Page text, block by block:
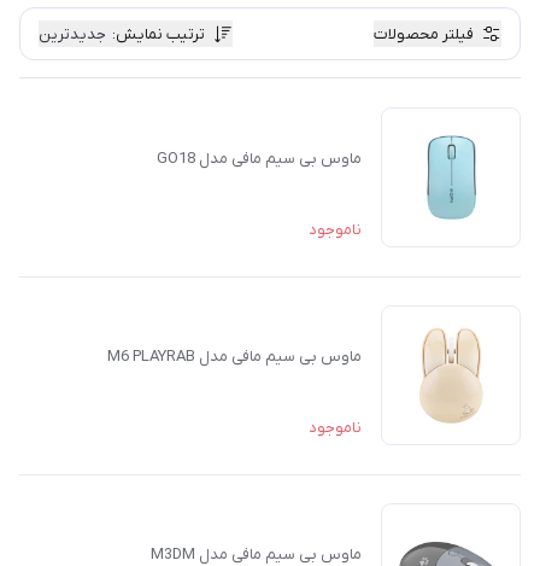
فیلتر محصولات ترتیب نمایش: جدیدترین
ماوس بی سیم مافی مدل GO18
ناموجود
ماوس بی سیم مافی مدل M6 PLAYRAB
ناموجود
ماوس بی سیم مافی مدل M3DM